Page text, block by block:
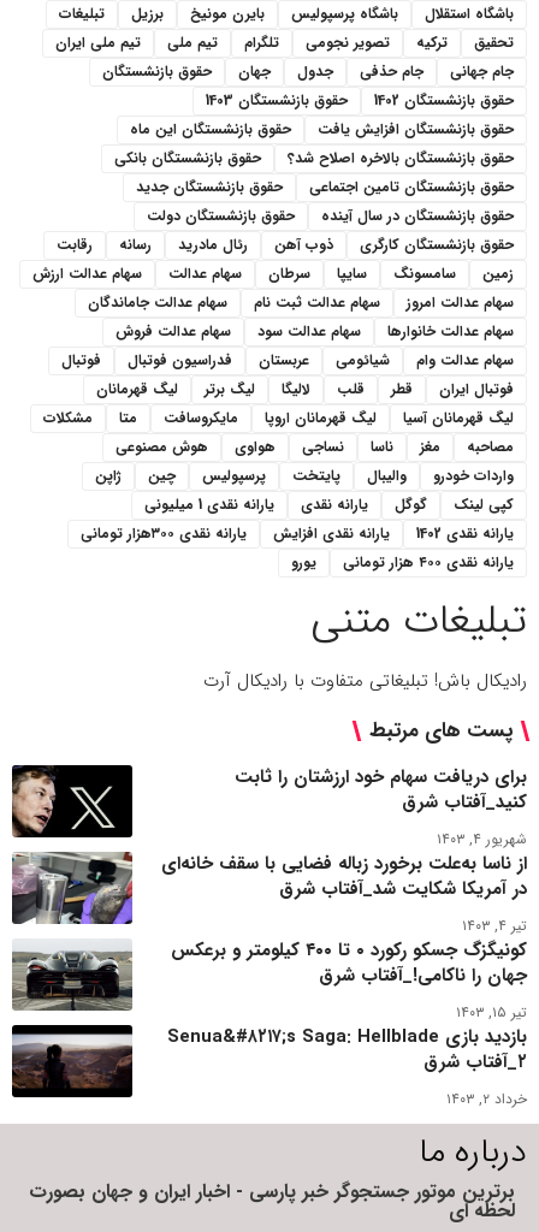
باشگاه استقلال
باشگاه پرسپولیس بایرن مونیخ برزیل
تبلیغات
تحقیق
ترکیه تصویر نجومی تلگرام تیم ملی
تیم ملی ایران
جام جهانی
جام حذفی جدول جهان
حقوق بازنشستگان
حقوق بازنشستگان 1402
حقوق بازنشستگان 1403
حقوق بازنشستگان افزایش یافت
حقوق بازنشستگان این ماه
حقوق بازنشستگان بالاخره اصلاح شد؟
حقوق بازنشستگان بانکی
حقوق بازنشستگان تامین اجتماعی
حقوق بازنشستگان جدید
حقوق بازنشستگان در سال آینده
حقوق بازنشستگان دولت
حقوق بازنشستگان کارگری
ذوب آهن رئال مادرید رسانه
رقابت
زمین
سامسونگ سایپا سرطان سهام عدالت
سهام عدالت ارزش
سهام عدالت امروز
سهام عدالت ثبت نام
سهام عدالت جاماندگان
سهام عدالت خانوارها
سهام عدالت سود
سهام عدالت فروش
سهام عدالت وام
شیائومی عربستان فدراسیون فوتبال
فوتبال
فوتبال ایران
قطر قلب لالیگا لیگ برتر
لیگ قهرمانان
لیگ قهرمانان آسیا
لیگ قهرمانان اروپا مایکروسافت متا
مشکلات
مصاحبه
مغز ناسا نساجی هواوی
هوش مصنوعی
واردات خودرو
والیبال پایتخت پرسپولیس چین
ژاپن
کپی لینک
گوگل یارانه نقدی
یارانه نقدی 1 میلیونی
یارانه نقدی 1402
یارانه نقدی افزایش
یارانه نقدی ۳۰۰هزار تومانی
یارانه نقدی ۴۰۰ هزار تومانی
یورو
تبلیغات متنی
رادیکال باش! تبلیغاتی متفاوت با رادیکال آرت
پست های مرتبط
برای دریافت سهام خود ارزشتان را ثابت
کنید_آفتاب شرق
شهریور ۴, ۱۴۰۳
از ناسا به‌علت برخورد زباله فضایی با سقف خانه‌ای
در آمریکا شکایت شد_آفتاب شرق
تیر ۴, ۱۴۰۳
کونیگزگ جسکو رکورد ۰ تا ۴۰۰ کیلومتر و برعکس
جهان را ناکامی!_آفتاب شرق
تیر ۱۵, ۱۴۰۳
بازدید بازی Senua&#۸۲۱۷;s Saga: Hellblade
۲_آفتاب شرق
خرداد ۲, ۱۴۰۳
درباره ما
برترین موتور جستجوگر خبر پارسی - اخبار ایران و جهان بصورت
لحظه ای